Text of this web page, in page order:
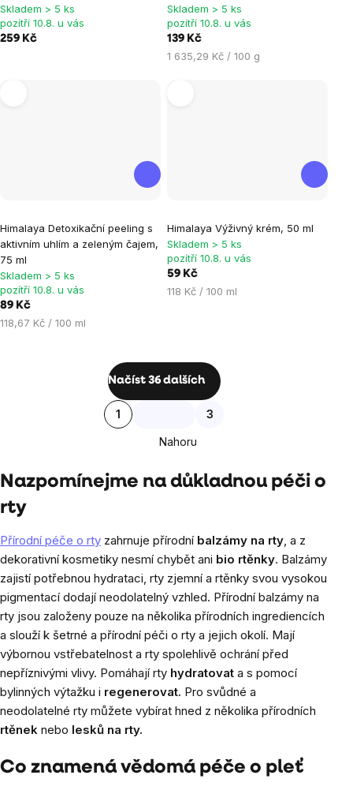
Skladem > 5 ks
pozítří 10.8. u vás
259 Kč
Skladem > 5 ks
pozítří 10.8. u vás
139 Kč
Měrná
1 635,29 Kč / 100 g
Himalaya Detoxikační peeling s
aktivním uhlím a zeleným čajem,
75 ml
Skladem > 5 ks
pozítří 10.8. u vás
89 Kč
Měrná
118,67 Kč / 100 ml
Himalaya Výživný krém, 50 ml
Skladem > 5 ks
pozítří 10.8. u vás
59 Kč
Měrná
118 Kč / 100 ml
Ovládací
výpisu
Načíst 36 dalších
Stránkování
1 3
Nahoru
Nazpomínejme na důkladnou péči o
rty
Přírodní péče o rty zahrnuje přírodní balzámy na rty , a z
dekorativní kosmetiky nesmí chybět ani bio rtěnky. Balzámy
zajistí potřebnou hydrataci, rty zjemní a rtěnky svou vysokou
pigmentací dodají neodolatelný vzhled. Přírodní balzámy na
rty jsou založeny pouze na několika přírodních ingrediencích
a slouží k šetrné a přírodní péči o rty a jejich okolí. Mají
výbornou vstřebatelnost a rty spolehlivě ochrání před
nepříznivými vlivy. Pomáhají rty hydratovat a s pomocí
bylinných výtažku i regenerovat. Pro svůdné a
neodolatelné rty můžete vybírat hned z několika přírodních
rtěnek nebo lesků na rty.
Co znamená vědomá péče o pleť